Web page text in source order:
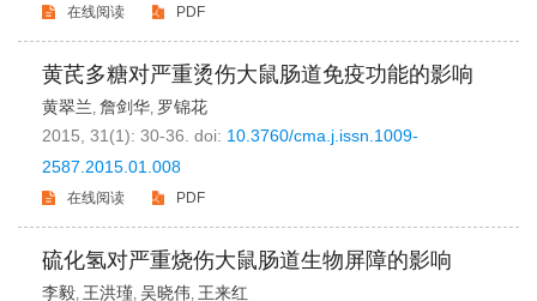
在线阅读 PDF
黄芪多糖对严重烫伤大鼠肠道免疫功能的影响
黄翠兰, 詹剑华, 罗锦花
2015, 31(1): 30-36. doi: 10.3760/cma.j.issn.1009-
2587.2015.01.008
在线阅读 PDF
硫化氢对严重烧伤大鼠肠道生物屏障的影响
李毅, 王洪瑾, 吴晓伟, 王来红